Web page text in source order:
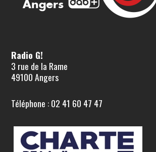
Radio G!
3 rue de la Rame
49100 Angers
Téléphone : 02 41 60 47 47